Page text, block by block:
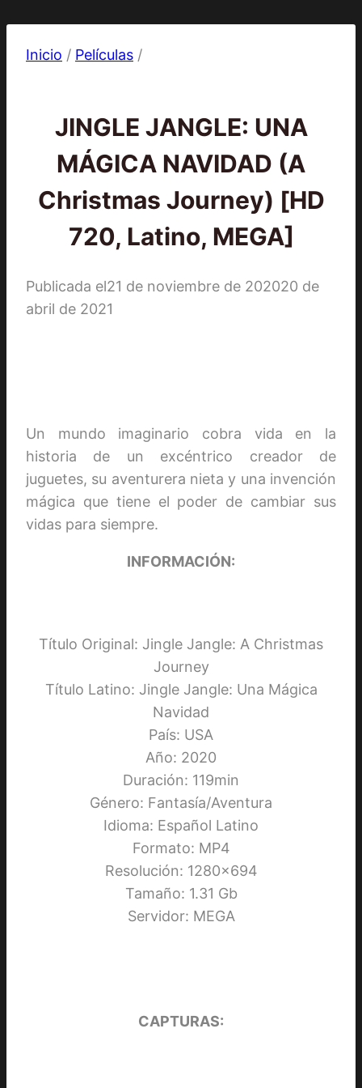
Inicio / Películas /
JINGLE JANGLE: UNA
MÁGICA NAVIDAD (A
Christmas Journey) [HD
720, Latino, MEGA]
Publicada el21 de noviembre de 202020 de
abril de 2021
Un mundo imaginario cobra vida en la
historia de un excéntrico creador de
juguetes, su aventurera nieta y una invención
mágica que tiene el poder de cambiar sus
vidas para siempre.
INFORMACIÓN:
Título Original: Jingle Jangle: A Christmas
Journey
Título Latino: Jingle Jangle: Una Mágica
Navidad
País: USA
Año: 2020
Duración: 119min
Género: Fantasía/Aventura
Idioma: Español Latino
Formato: MP4
Resolución: 1280×694
Tamaño: 1.31 Gb
Servidor: MEGA
CAPTURAS: